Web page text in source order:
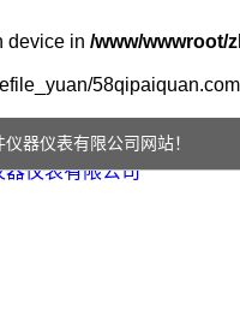
device in /www/wwwroot/
器仪表有限公司网站！